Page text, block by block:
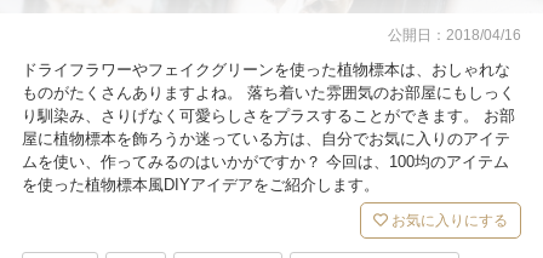
公開日：2018/04/16
ドライフラワーやフェイクグリーンを使った植物標本は、おしゃれな
ものがたくさんありますよね。 落ち着いた雰囲気のお部屋にもしっく
り馴染み、さりげなく可愛らしさをプラスすることができます。 お部
屋に植物標本を飾ろうか迷っている方は、自分でお気に入りのアイテ
ムを使い、作ってみるのはいかがですか？ 今回は、100均のアイテム
を使った植物標本風DIYアイデアをご紹介します。
お気に入りにする